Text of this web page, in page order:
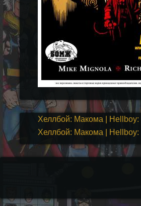
Хеллбой: Макома |
Хеллбой: Макома | Hellboy: